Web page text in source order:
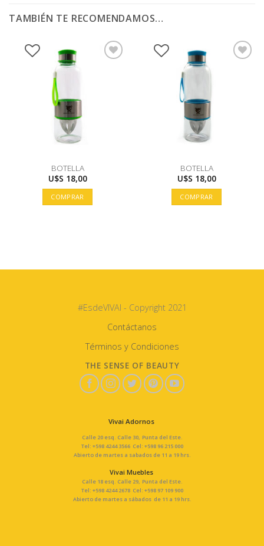
TAMBIÉN TE RECOMENDAMOS…
BOTELLA
U$S 18,00
COMPRAR
BOTELLA
U$S 18,00
COMPRAR
#EsdeVIVAI - Copyright 2021
Contáctanos
Términos y Condiciones
THE SENSE OF BEAUTY
Vivai Adornos
Calle 20 esq. Calle 30, Punta del Este.
Tel: +598 4244 3566 Cel: +598 96 215 000
Abierto de martes a sabados de 11 a 19 hrs.
Vivai Muebles
Calle 18 esq. Calle 29, Punta del Este.
Tel: +598 4244 2678 Cel: +598 97 109 900
Abierto de martes a sábados de 11 a 19 hrs.